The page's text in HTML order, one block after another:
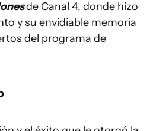
de Canal 4, donde hizo
y su envidiable memoria
del programa de